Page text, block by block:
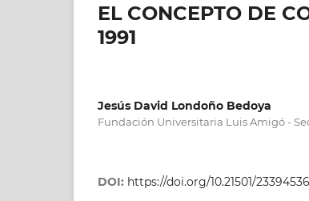
EL CONCEPTO DE
1991
Jesús David Londoño Bedoya
Fundación Universitaria Luis Amigó -
DOI: https://doi.org/10.21501/